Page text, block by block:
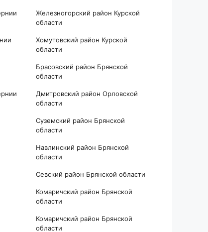
Железногорский район Курской
области
Хомутовский район Курской
области
Брасовский район Брянской
области
Дмитровский район Орловской
области
Суземский район Брянской
области
Навлинский район Брянской
области
Севский район Брянской области
Комаричский район Брянской
области
Комаричский район Брянской
области